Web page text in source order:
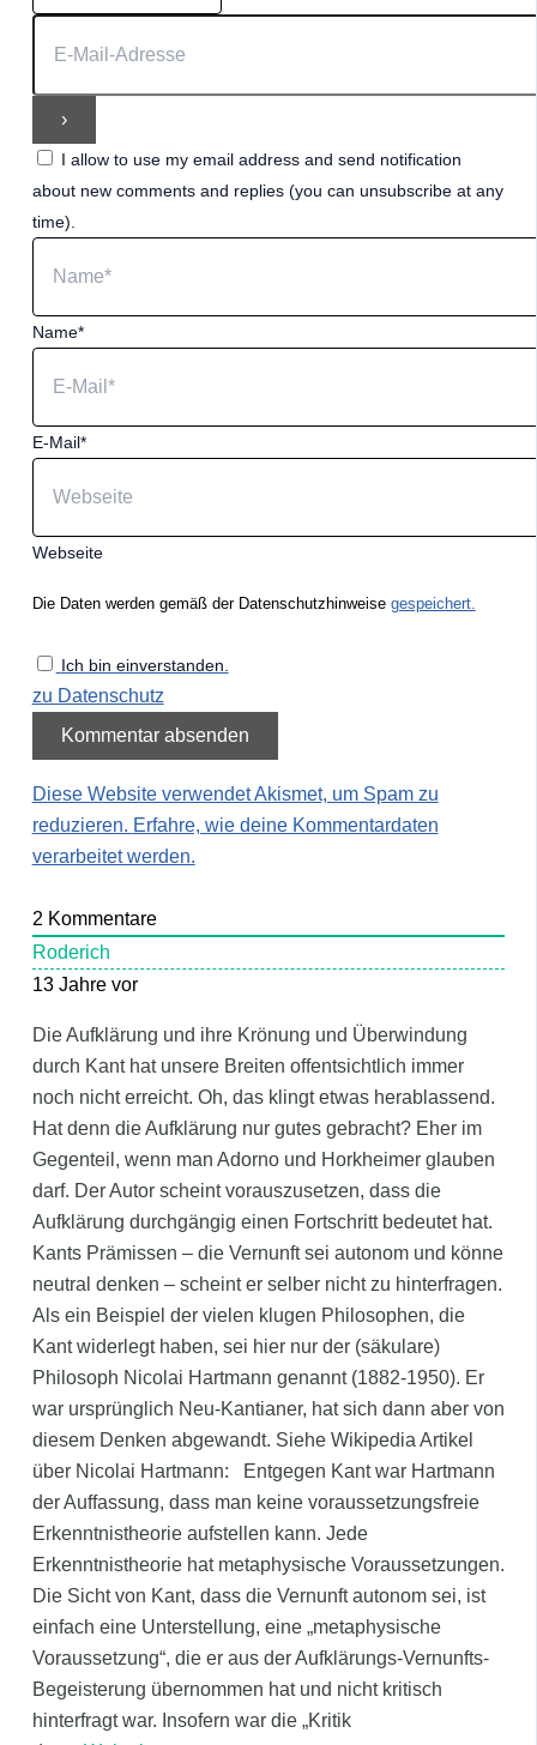
I allow to use my email address and send notification
about new comments and replies (you can unsubscribe at any
time).
Name*
E-Mail*
Webseite
Die Daten werden gemäß der Datenschutzhinweise gespeichert.
Ich bin einverstanden.
zu Datenschutz
Diese Website verwendet Akismet, um Spam zu
reduzieren. Erfahre, wie deine Kommentardaten
verarbeitet werden.
2 Kommentare
Roderich
13 Jahre vor
Die Aufklärung und ihre Krönung und Überwindung
durch Kant hat unsere Breiten offentsichtlich immer
noch nicht erreicht. Oh, das klingt etwas herablassend.
Hat denn die Aufklärung nur gutes gebracht? Eher im
Gegenteil, wenn man Adorno und Horkheimer glauben
darf. Der Autor scheint vorauszusetzen, dass die
Aufklärung durchgängig einen Fortschritt bedeutet hat.
Kants Prämissen – die Vernunft sei autonom und könne
neutral denken – scheint er selber nicht zu hinterfragen.
Als ein Beispiel der vielen klugen Philosophen, die
Kant widerlegt haben, sei hier nur der (säkulare)
Philosoph Nicolai Hartmann genannt (1882-1950). Er
war ursprünglich Neu-Kantianer, hat sich dann aber von
diesem Denken abgewandt. Siehe Wikipedia Artikel
über Nicolai Hartmann: Entgegen Kant war Hartmann
der Auffassung, dass man keine voraussetzungsfreie
Erkenntnistheorie aufstellen kann. Jede
Erkenntnistheorie hat metaphysische Voraussetzungen.
Die Sicht von Kant, dass die Vernunft autonom sei, ist
einfach eine Unterstellung, eine „metaphysische
Voraussetzung“, die er aus der Aufklärungs-Vernunfts-
Begeisterung übernommen hat und nicht kritisch
hinterfragt war. Insofern war die „Kritik